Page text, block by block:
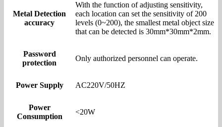
Metal Detection
accuracy
With the function of adjusting sensitivity,
each location can set the sensitivity of 200
levels (0~200), the smallest metal object size
that can be detected is 30mm*30mm*2mm.
Password
protection
Only authorized personnel can operate.
Power Supply AC220V/50HZ
Power
Consumption
<20W